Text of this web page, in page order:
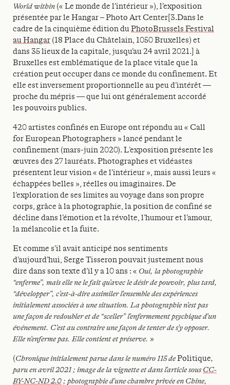
World within (« Le monde de l’intérieur »), l’exposition
présentée par le Hangar – Photo Art Center[3.Dans le
cadre de la cinquième édition duPhotoBrussels Festival
au Hangar (18 Place du Châtelain, 1050 Bruxelles) et
dans 35 lieux de la capitale, jusqu’au 24 avril 2021.] à
Bruxelles est emblématique de laplace vitale que la
création peut occuper dans ce monde du confinement. Et
elle est inversementproportionnelle au peu d’intérêt —
proche dumépris — que lui ont généralement accordé
les pouvoirs publics.
420 artistes confinés en Europe ont réponduau « Call
for European Photographers » lancé pendant le
confinement (mars-juin 2020). L’exposition présente les
œuvres des 27 lauréats. Photographes et vidéastes
présentent leur vision« de l’intérieur », mais aussi leurs «
échappées belles », réelles ou imaginaires. De
l’explorationde ses limites au voyage dans son propre
corps, grâce à la photographie, la position de confiné se
décline dans l’émotion et la révolte, l’humour etl’amour,
la mélancolie et la fuite.
Et comme s’il avait anticipé nos sentiments
d’aujourd’hui, Serge Tisseron pouvait justementnous
dire dans son texte d’il y a 10 ans : « Oui, la photographie
“enferme”, mais elle ne le faitqu’avec le désir de pouvoir, plus tard,
“développer”, c’est-à-dire assimiler l’ensemble des expériences
initialement associées à une situation. La photographie n’est pas
une façon de redoubleret de “sceller” l’enfermement psychique d’un
événement. C’est au contraire une façon de tenterde s’y opposer.
Elle n’enferme pas. Elle contient etpréserve. »
(Chronique initialement parue dans le numéro 115 dePolitique,
paru en avril 2021 ; image de la vignette et dans l’article sousCC-
BY-NC-ND 2.0; photographie d’une chambre privée en Chine,